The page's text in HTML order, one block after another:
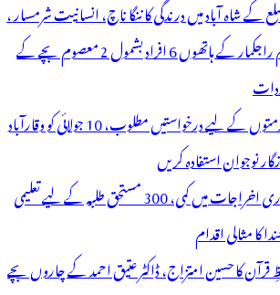
کے شاہ آباد میں درندگی کا ننگا ناچ، انسانیت شرمسار ،
پو کسو کیس کے ملزم راجکمار کے ہاتھوں 6 افراد بشمول 2 معصوم بچے کے
اپولو فارمیسی میں ملازمتوں کے لیے درخواستیں مطلوب، 10 جولائی کو وقارآباد
نوجوان استفادہ کریں
شادی کے غیر ضروری اخراجات میں کمی، 300 مستحق طلبہ کے لیے تعلیمی
کا مثالی اقدام
قرآن کا حسین امتزاج، ڈاکٹر عتیق احمد کے چاروں بچے